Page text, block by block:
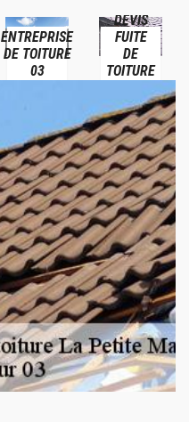
ENTREPRISE
DE TOITURE
03
DEVIS
FUITE
DE
TOITURE